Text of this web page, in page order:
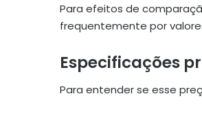
Para efeitos de
frequentemente por
Especificações
Para entender se esse